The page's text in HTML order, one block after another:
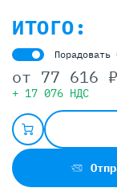
ИТОГО:
Порадовать
от 77 616 ₽
+ 17 076 НДС